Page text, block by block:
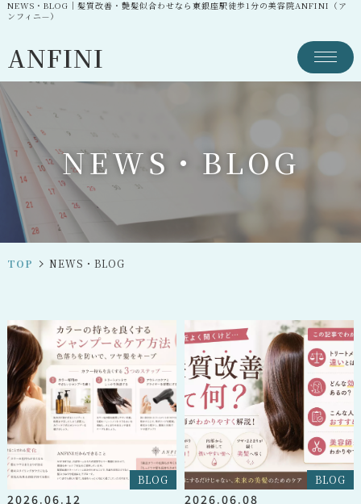
NEWS・BLOG｜髪質改善・艶髪似合わせなら東銀座駅徒歩1分の美容院ANFINI（ア
ンフィニ—）
ANFINI
NEWS ・ BLOG
TOP NEWS・BLOG
BLOG
2026.06.12
BLOG
2026.06.08